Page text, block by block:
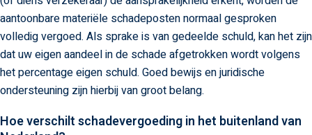
aantoonbare materiële schadeposten normaal gesproken
volledig vergoed. Als sprake is van gedeelde schuld, kan het zijn
dat uw eigen aandeel in de schade afgetrokken wordt volgens
het percentage eigen schuld. Goed bewijs en juridische
ondersteuning zijn hierbij van groot belang.
Hoe verschilt schadevergoeding in het buitenland van